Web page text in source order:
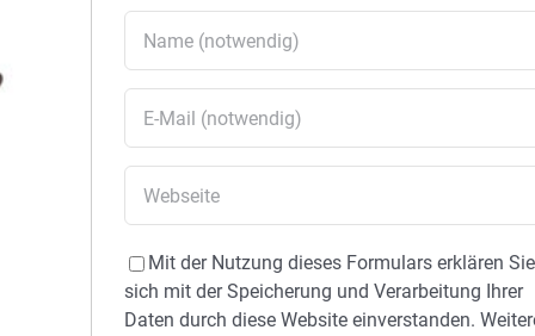
Mit der Nutzung dieses Formulars erklären Sie
sich mit der Speicherung und Verarbeitung Ihrer
Daten durch diese Website einverstanden.